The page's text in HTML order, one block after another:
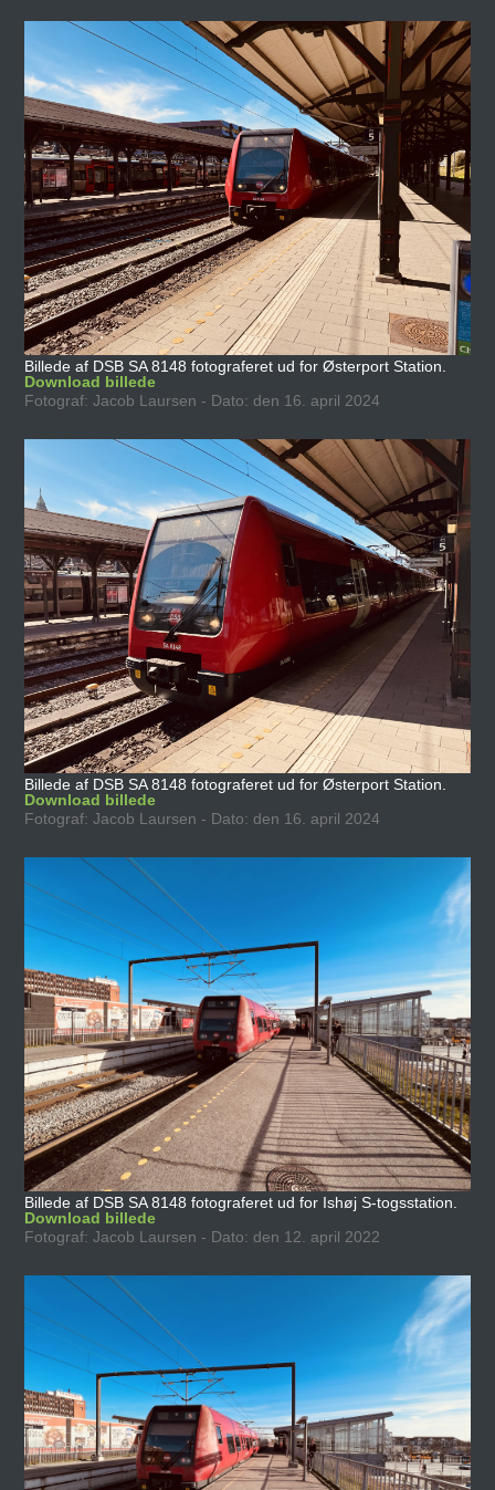
Billede af DSB SA 8148 fotograferet ud for Østerport Station.
Download billede
Fotograf: Jacob Laursen - Dato: den 16. april 2024
Billede af DSB SA 8148 fotograferet ud for Østerport Station.
Download billede
Fotograf: Jacob Laursen - Dato: den 16. april 2024
Billede af DSB SA 8148 fotograferet ud for Ishøj S-togsstation.
Download billede
Fotograf: Jacob Laursen - Dato: den 12. april 2022